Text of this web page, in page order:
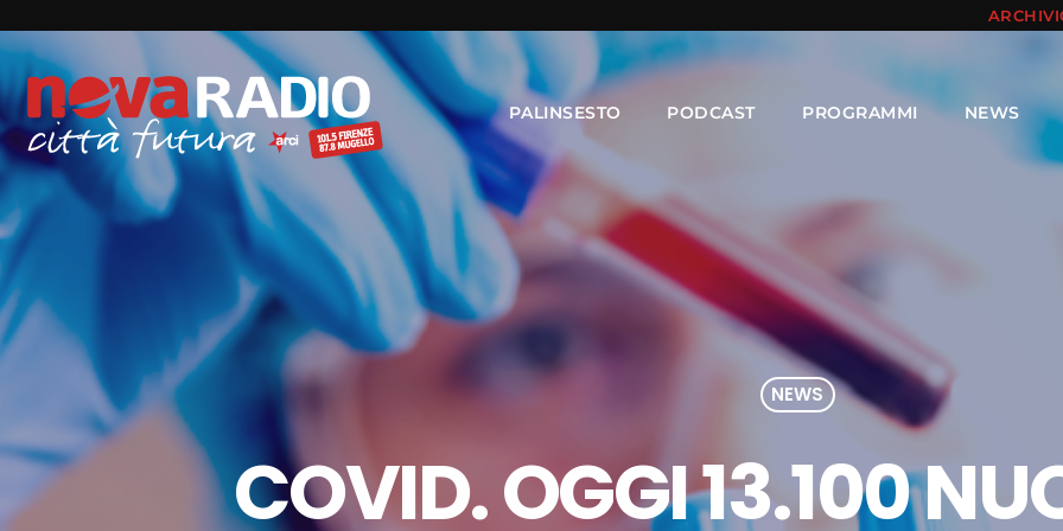
PALINSESTO PODCAST PROGRAMMI NEWS
NEWS
COVID. OGGI 13.100